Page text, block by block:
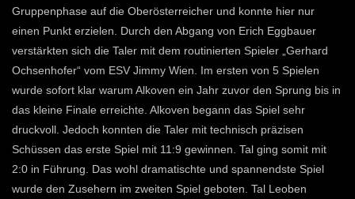
Gruppenphase auf die Oberösterreicher und konnte hier nur
einen Punkt erzielen. Durch den Abgang von Erich Eggbauer
verstärkten sich die Taler mit dem routinierten Spieler „Gerhard
Ochsenhofer“ vom ESV Jimmy Wien. Im ersten von 5 Spielen
wurde sofort klar warum Alkoven ein Jahr zuvor den Sprung bis in
das kleine Finale erreichte. Alkoven begann das Spiel sehr
druckvoll. Jedoch konnten die Taler mit technisch präzisen
Schüssen das erste Spiel mit 11:9 gewinnen. Tal ging somit mit
2:0 in Führung. Das wohl dramatischte und spannendste Spiel
wurde den Zusehern im zweiten Spiel geboten. Tal Leoben